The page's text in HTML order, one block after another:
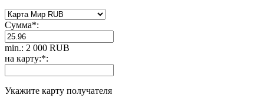
Сумма*:
min.: 2 000 RUB
на карту:*:
Укажите карту получателя